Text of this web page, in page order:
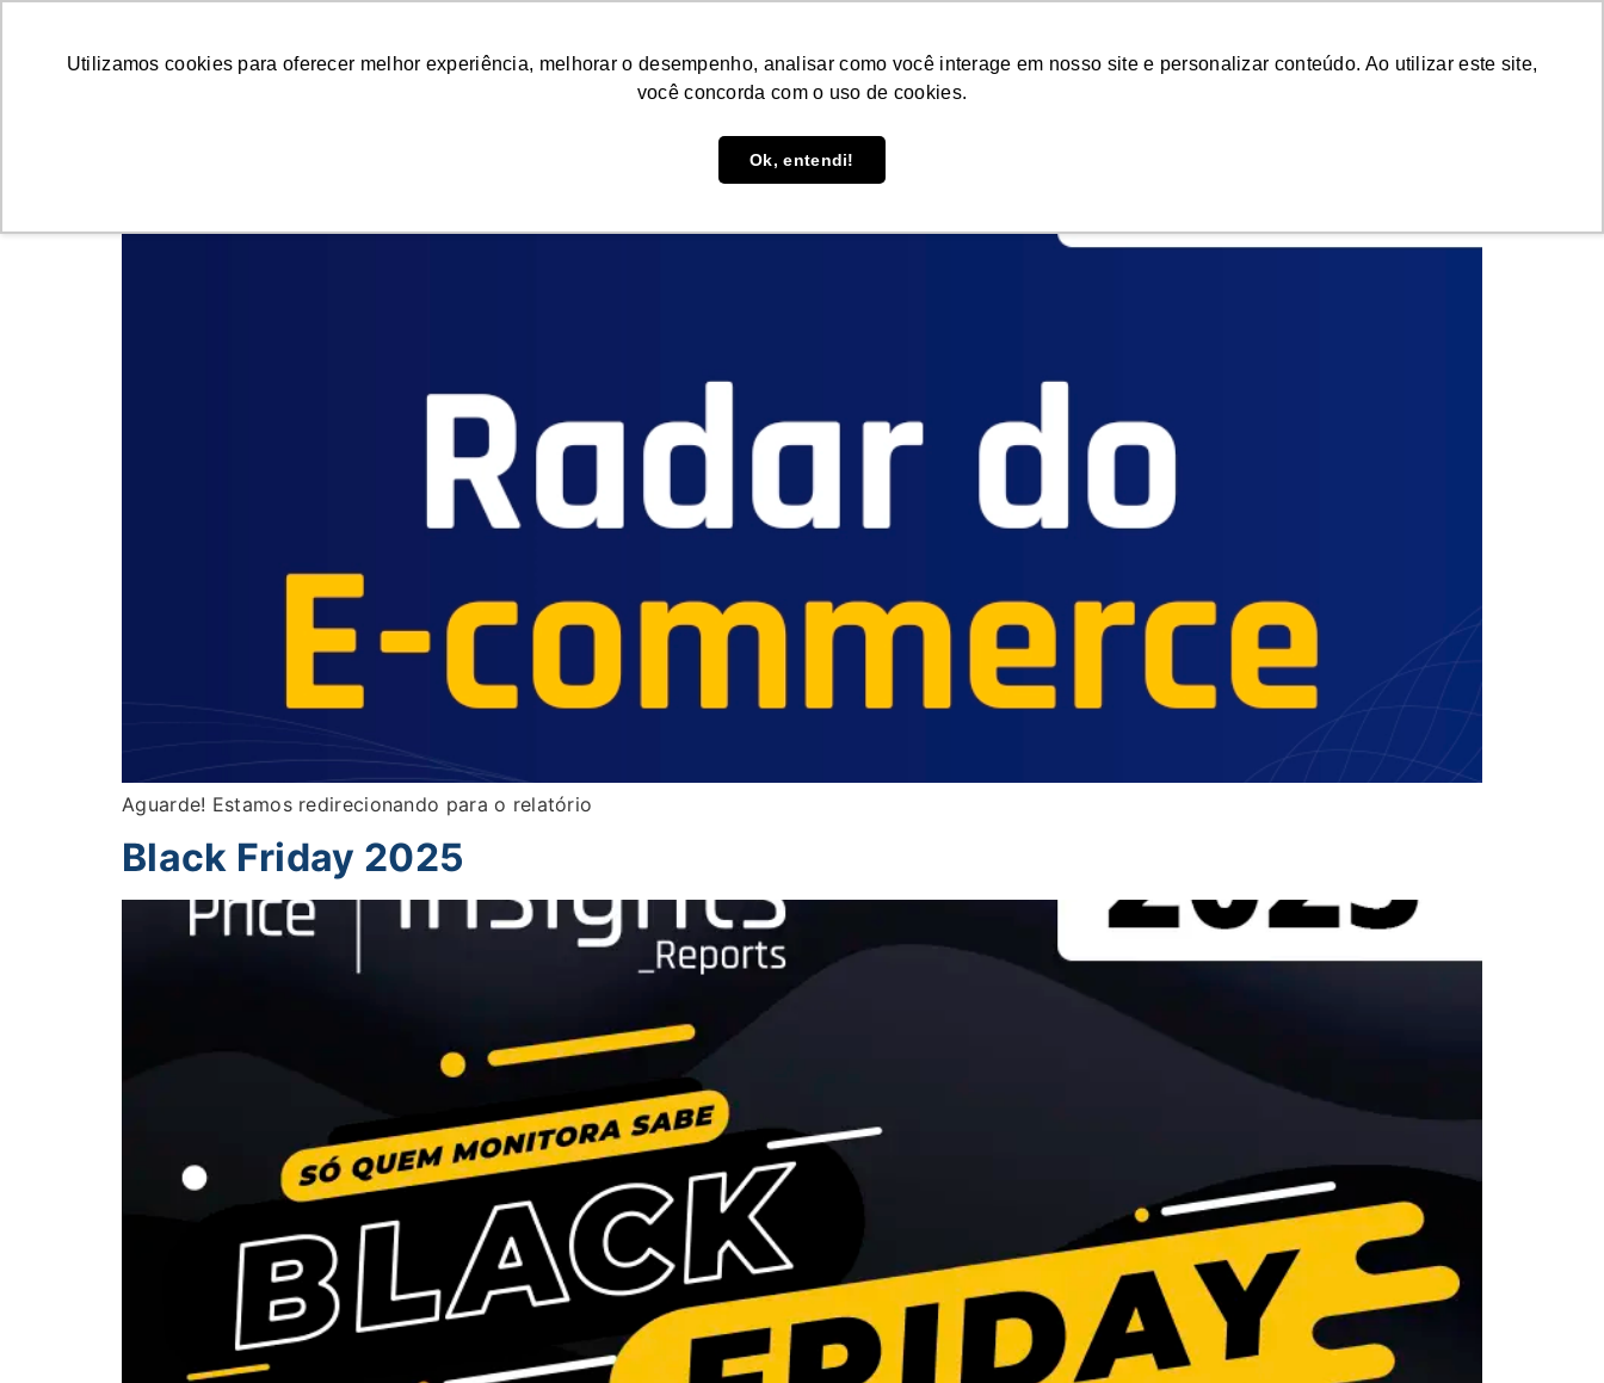
Utilizamos cookies para oferecer melhor experiência, melhorar o desempenho, analisar como você interage em nosso site e personalizar conteúdo. Ao utilizar este site,
você concorda com o uso de cookies.
Ok, entendi!
Soluções Conteúdos Consultoria Agende uma demonstração Login
Aguarde! Estamos redirecionando para o relatório
Black Friday 2025